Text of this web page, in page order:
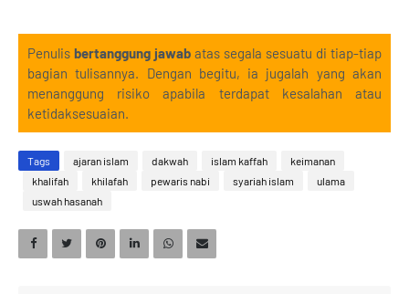
Penulis bertanggung jawab atas segala sesuatu di tiap-tiap
bagian tulisannya. Dengan begitu, ia jugalah yang akan
menanggung risiko apabila terdapat kesalahan atau
ketidaksesuaian.
Tags ajaran islam dakwah islam kaffah
keimanan
khalifah
khilafah pewaris nabi syariah islam
ulama
uswah hasanah